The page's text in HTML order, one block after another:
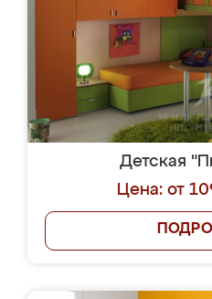
Детская
Цена: от